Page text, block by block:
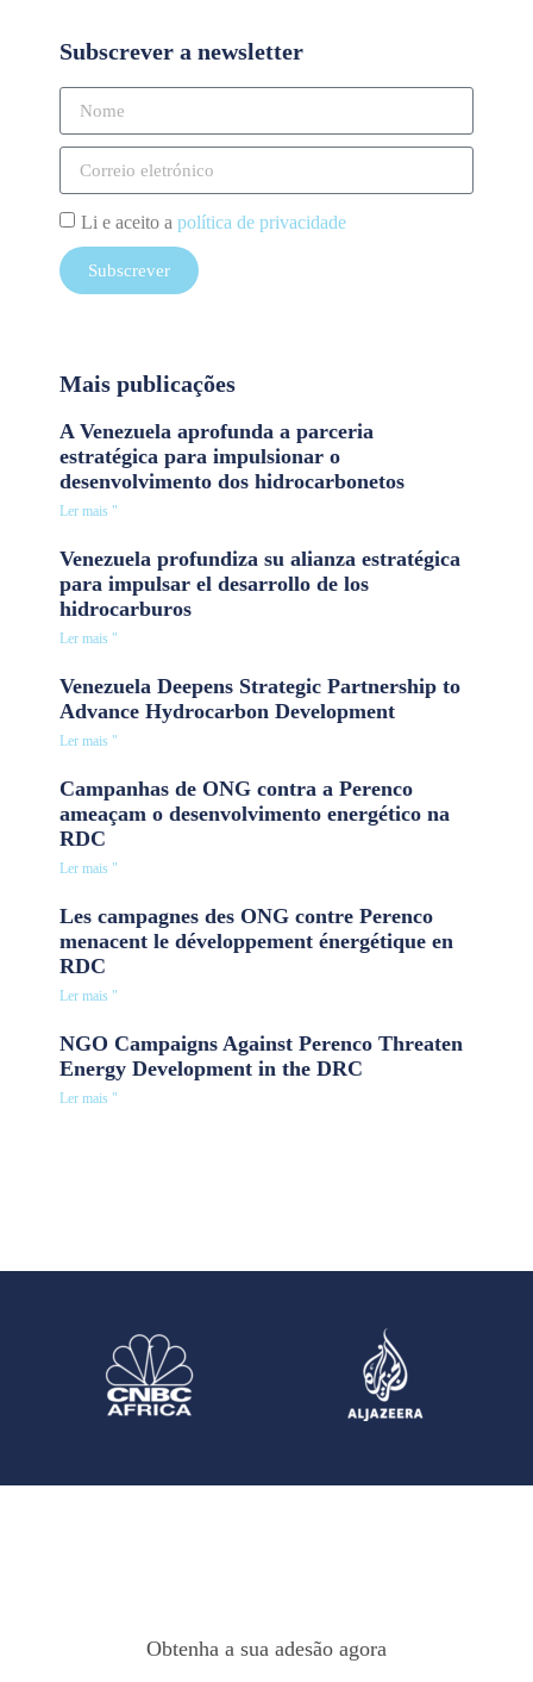
Subscrever a newsletter
Li e aceito a política de privacidade
Subscrever
Mais publicações
A Venezuela aprofunda a parceria
estratégica para impulsionar o
desenvolvimento dos hidrocarbonetos
Ler mais "
Venezuela profundiza su alianza estratégica
para impulsar el desarrollo de los
hidrocarburos
Ler mais "
Venezuela Deepens Strategic Partnership to
Advance Hydrocarbon Development
Ler mais "
Campanhas de ONG contra a Perenco
ameaçam o desenvolvimento energético na
RDC
Ler mais "
Les campagnes des ONG contre Perenco
menacent le développement énergétique en
RDC
Ler mais "
NGO Campaigns Against Perenco Threaten
Energy Development in the DRC
Ler mais "
Obtenha a sua adesão agora